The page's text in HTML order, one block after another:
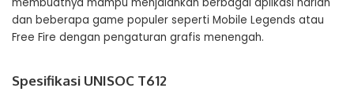
dan beberapa game populer seperti Mobile Legends atau
Free Fire dengan pengaturan grafis menengah.
Spesifikasi UNISOC T612